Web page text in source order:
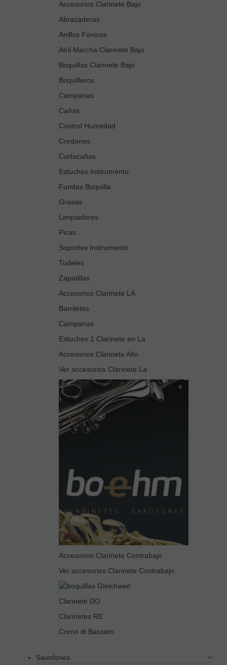
Accesorios Clarinete Bajo
Abrazaderas
Anillos Fónicos
Atril Marcha Clarinete Bajo
Boquillas Clarinete Bajo
Boquilleros
Campanas
Cañas
Control Humedad
Cordones
Cortacañas
Estuches Instrumento
Fundas Boquilla
Grasas
Limpiadores
Picas
Soportes Instrumento
Tudeles
Zapatillas
Accesorios Clarinete LA
Barriletes
Campanas
Estuches 1 Clarinete en La
Accesorios Clarinete Alto
Ver accesorios Clarinete La
Accesorios Clarinete Contrabajo
Ver accesorios Clarinete Contrabajo
Clarinete DO
Clarinetes RE
Corno di Basseto
Saxofones